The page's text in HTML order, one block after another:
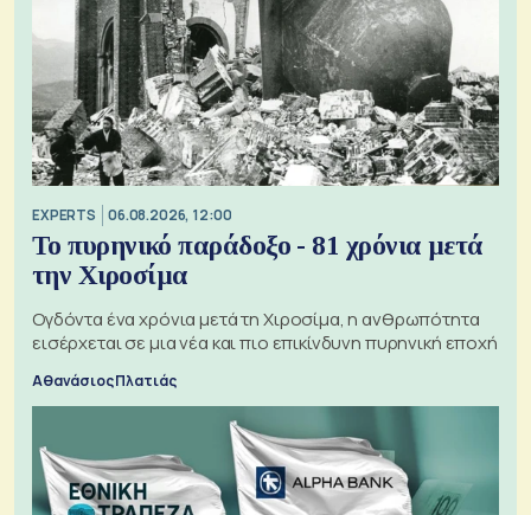
EXPERTS 06.08.2026, 12:00
Το πυρηνικό παράδοξο - 81 χρόνια μετά
την Χιροσίμα
Ογδόντα ένα χρόνια μετά τη Χιροσίμα, η ανθρωπότητα
εισέρχεται σε μια νέα και πιο επικίνδυνη πυρηνική εποχή
Αθανάσιος Πλατιάς